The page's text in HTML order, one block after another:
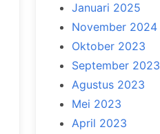
Januari 2025
November 2024
Oktober 2023
September 2023
Agustus 2023
Mei 2023
April 2023